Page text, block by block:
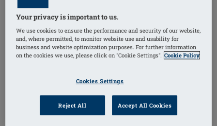
Codice ordine: 149 Aqua Wave
Your privacy is important to us.
We use cookies to ensure the performance and security of our website,
and, where permitted, to monitor website use and usability for
business and website optimization purposes. For further information
on the cookies we use, please click on "Cookie Settings". Cookie Policy
Cookies Settings
Reject All Accept All Cookies